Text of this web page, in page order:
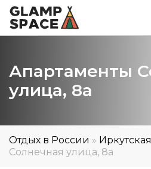
Апартаменты
улица, 8а
Отдых в России »
Солнечная улица, 8а